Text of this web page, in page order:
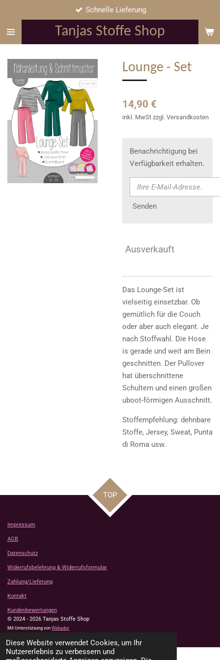
Diese Website verwendet Cookies, um Ihr
Nutzererlebnis zu verbessern und
springen
Tanjas Stoffe Shop
Schnelle Lieferung
Lounge - Set
14,90 €
inkl. MwSt zzgl. Versandkosten
Benachrichtigung bei
Verfügbarkeit erhalten.
Senden
Ausverkauft
Das Lounge-Set ist
vielseitig einsetzbar. Ob
gemütlich für die Couch
oder aber auch elegant. Je
nach Stoffwahl. Die Hose
is gerade und weit am Bein
geschnitten. Der Pullover
hat überschnittene
Schultern und einen großen
uboot-förmigen Ausschnitt.
Stoffempfehlung: dehnbare
Stoffe, Jersey, Sweat, Punta
di Roma usw.
TOP
Impressum
AGB
Datenschutz
Widerrufsbelehrung & Widerrufsformular
Zahlung/Lieferung
Kontakt
Kundenbewertungen
© 2024 - 2026 Tanjas Stoffe Shop
Mit Unterstützung von Webador